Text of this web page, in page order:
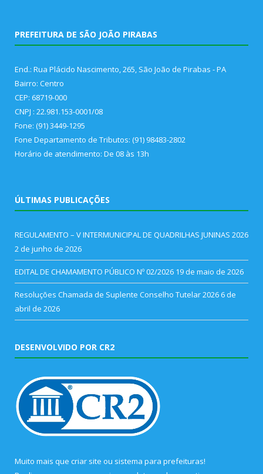
PREFEITURA DE SÃO JOÃO PIRABAS
End.: Rua Plácido Nascimento, 265, São João de Pirabas - PA
Bairro: Centro
CEP: 68719-000
CNPJ : 22.981.153-0001/08
Fone: (91) 3449-1295
Fone Departamento de Tributos: (91) 98483-2802
Horário de atendimento: De 08 às 13h
ÚLTIMAS PUBLICAÇÕES
REGULAMENTO – V INTERMUNICIPAL DE QUADRILHAS JUNINAS 2026
2 de junho de 2026
EDITAL DE CHAMAMENTO PÚBLICO Nº 02/2026 19 de maio de 2026
Resoluções Chamada de Suplente Conselho Tutelar 2026 6 de
abril de 2026
DESENVOLVIDO POR CR2
Muito mais que criar site ou sistema para prefeituras!